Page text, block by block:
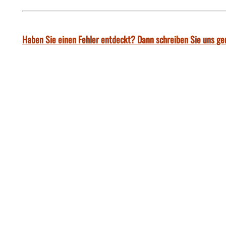
Haben Sie einen Fehler entdeckt? Dann schreiben Sie uns